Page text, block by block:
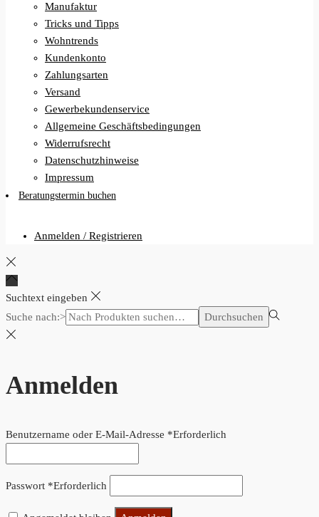
Manufaktur
Tricks und Tipps
Wohntrends
Kundenkonto
Zahlungsarten
Versand
Gewerbekundenservice
Allgemeine Geschäftsbedingungen
Widerrufsrecht
Datenschutzhinweise
Impressum
Beratungstermin buchen
Anmelden / Registrieren
Suchtext eingeben
Suche nach:>
Durchsuchen
Anmelden
Benutzername oder E-Mail-Adresse *Erforderlich
Passwort *Erforderlich